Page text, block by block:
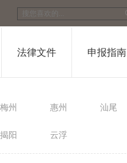
法律文件 申报指南
梅州 惠州 汕尾
揭阳 云浮